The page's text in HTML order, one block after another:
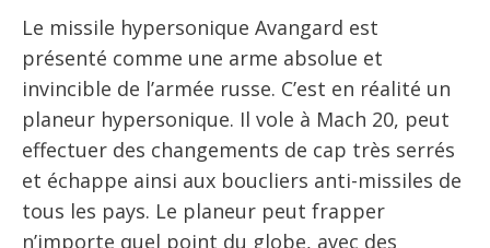
Le missile hypersonique Avangard est
présenté comme une arme absolue et
invincible de l’armée russe. C’est en réalité un
planeur hypersonique. Il vole à Mach 20, peut
effectuer des changements de cap très serrés
et échappe ainsi aux boucliers anti-missiles de
tous les pays. Le planeur peut frapper
n’importe quel point du globe, avec des